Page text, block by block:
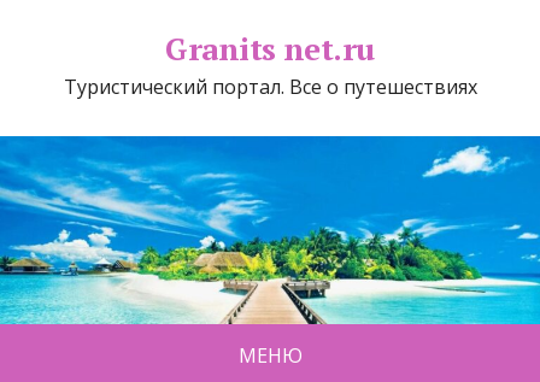
Granits net.ru
Туристический портал. Все о путешествиях
МЕНЮ